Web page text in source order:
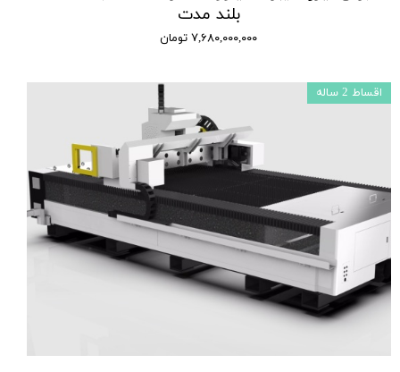
بلند مدت
۷,۶۸۰,۰۰۰,۰۰۰ تومان
اقساط 2 ساله